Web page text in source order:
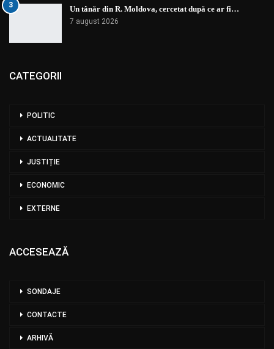
3 Un tânăr din R. Moldova, cercetat după ce ar fi…
7 august 2026
CATEGORII
POLITIC
ACTUALITATE
JUSTIȚIE
ECONOMIC
EXTERNE
ACCESEAZĂ
SONDAJE
CONTACTE
ARHIVĂ